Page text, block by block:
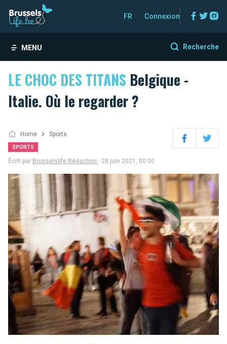
FR Connexion
MENU Recherche
LE CHOC DES TITANS Belgique -
Italie. Où le regarder ?
Home Sports
SPORTS FacebookTwitter
Écrit par Brusselslife Rédaction - 28 juin 2021, 00:00